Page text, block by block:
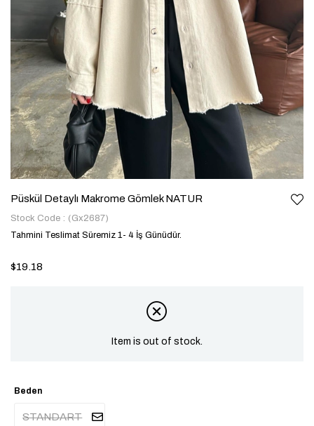
Püskül Detaylı Makrome Gömlek NATUR
Stock Code
(Gx2687)
Tahmini Teslimat Süremiz 1- 4 İş Günüdür.
$19.18
Item is out of stock.
Beden
STANDART